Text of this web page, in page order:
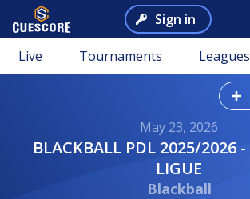
Sign in
Live Tournaments Leagues
May 23, 2026
BLACKBALL PDL 2025/2026 - TR7 - TOP
LIGUE
Blackball